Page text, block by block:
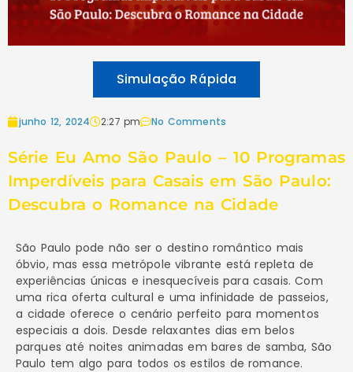
Simulação Rápida
junho 12, 2024 2:27 pm No Comments
Série Eu Amo São Paulo – 10 Programas
Imperdíveis para Casais em São Paulo:
Descubra o Romance na Cidade
São Paulo pode não ser o destino romântico mais
óbvio, mas essa metrópole vibrante está repleta de
experiências únicas e inesquecíveis para casais. Com
uma rica oferta cultural e uma infinidade de passeios,
a cidade oferece o cenário perfeito para momentos
especiais a dois. Desde relaxantes dias em belos
parques até noites animadas em bares de samba, São
Paulo tem algo para todos os estilos de romance.